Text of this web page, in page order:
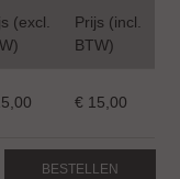
(excl.
Prijs (incl.
BTW)
€ 15,00
BESTELLEN